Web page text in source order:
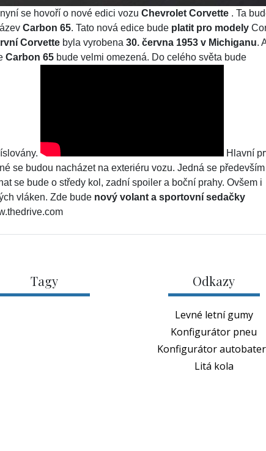
se hovoří o nové edici vozu Chevrolet Corvette . Ta
Carbon 65. Tato nová edice bude platit pro modely
Corvette byla vyrobena 30. června 1953 v Michiganu.
Carbon 65 bude velmi omezená. Do celého světa bude
Hlavní
se budou nacházet na exteriéru vozu. Jedná se
se bude o středy kol, zadní spoiler a boční prahy. Ovšem i
vláken. Zde bude nový volant a sportovní sedačky
Tagy Odkazy
Levné letní gumy
Konfigurátor pneu
Konfigurátor
Litá kola